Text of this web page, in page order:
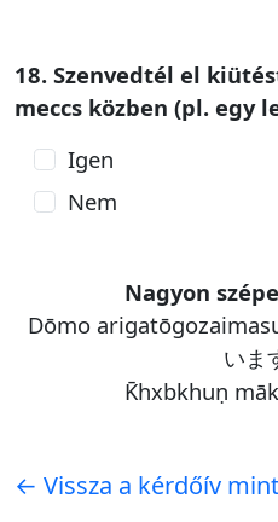
18. Szenvedtél el
meccs közben (pl. egy
Igen
Nem
Nagyon
Dōmo
いま
K̄hxbkhuṇ māk
← Vissza a kérdőív